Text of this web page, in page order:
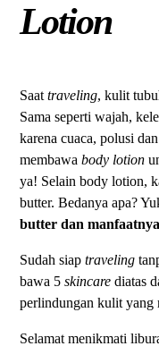
Lotion
Saattraveling, kulit
Sama seperti wajah,
karena cuaca, polusi
membawabody lotion
ya! Selain body lotion,
butter. Bedanya apa?
butter dan manfaatnya
Sudah siaptraveling
bawa 5skincarediatas
perlindungan kulit yang
Selamat menikmati